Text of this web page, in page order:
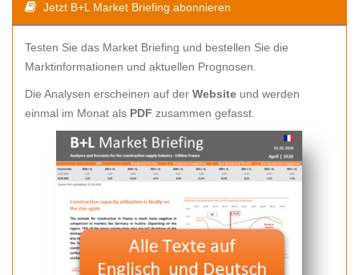
Jetzt B+L Market Briefing abonnieren
Testen Sie das Market Briefing und bestellen Sie die
Marktinformationen und aktuellen Prognosen.
Die Analysen erscheinen auf der Website und werden
einmal im Monat als PDF zusammen gefasst.